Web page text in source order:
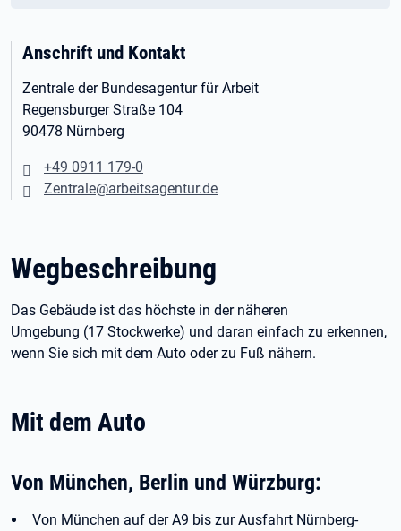
Anschrift und Kontakt
Zentrale der Bundesagentur für Arbeit
Regensburger Straße 104
90478 Nürnberg
+49 0911 179-0
Zentrale@arbeitsagentur.de
Wegbeschreibung
Das Gebäude ist das höchste in der näheren
Umgebung (17 Stockwerke) und daran einfach zu erkennen,
wenn Sie sich mit dem Auto oder zu Fuß nähern.
Mit dem Auto
Von München, Berlin und Würzburg:
Von München auf der A9 bis zur Ausfahrt Nürnberg-